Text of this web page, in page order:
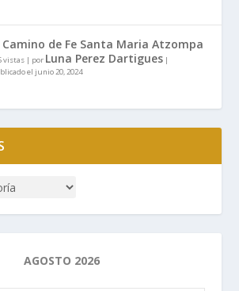
Camino de Fe Santa Maria Atzompa
vistas | por Luna Perez Dartigues |
el junio 20, 2024
AGOSTO 2026